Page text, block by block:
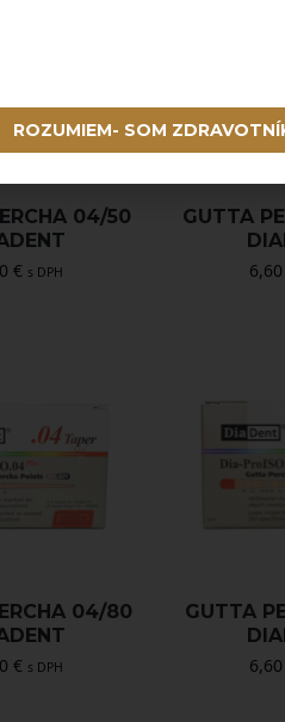
04/50
€ s DPH
GUTTA
6,60
04/80
€ s DPH
GUTTA
6,60
ROZUMIEM- SOM